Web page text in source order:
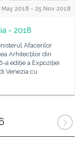
May 2018 - 25 Nov 2018
- 2018
Afacerilor
Arhitecților din
a ediție a Expoziției
Venezia cu